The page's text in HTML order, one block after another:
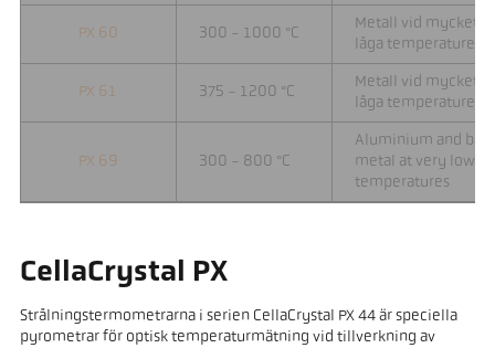
PX 60 300 - 1000 °C
Metall vid mycket
låga temperaturer
PX 61 375 - 1200 °C
Metall vid mycket
låga temperaturer
PX 69 300 - 800 °C
Aluminium and bare
metal at very low
temperatures
CellaCrystal PX
Strålningstermometrarna i serien CellaCrystal PX 44 är speciella
pyrometrar för optisk temperaturmätning vid tillverkning av